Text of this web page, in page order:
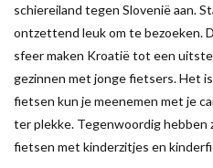
schiereiland tegen Slovenië aan.
ontzettend leuk om te bezoeken.
sfeer maken Kroatië tot een
gezinnen met jonge fietsers. Het
fietsen kun je meenemen met je
ter plekke. Tegenwoordig hebben
fietsen met kinderzitjes en